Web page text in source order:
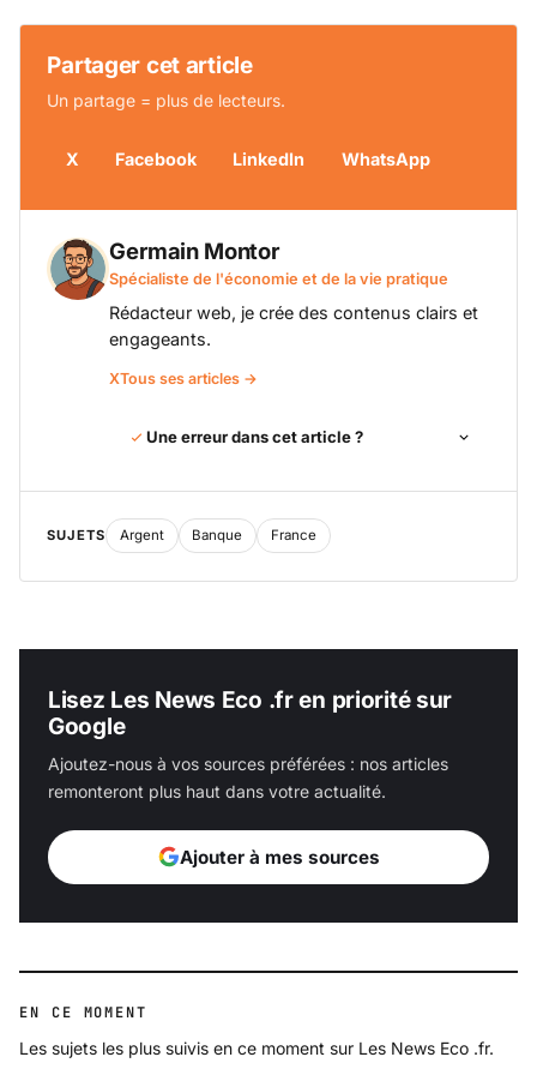
Partager cet article
Un partage = plus de lecteurs.
X Facebook LinkedIn WhatsApp
Germain Montor
Spécialiste de l'économie et de la vie pratique
Rédacteur web, je crée des contenus clairs et
engageants.
XTous ses articles →
Une erreur dans cet article ?
SUJETS Argent Banque France
Lisez Les News Eco .fr en priorité sur
Google
Ajoutez-nous à vos sources préférées : nos articles
remonteront plus haut dans votre actualité.
Ajouter à mes sources
EN CE MOMENT
Les sujets les plus suivis en ce moment sur Les News Eco .fr.